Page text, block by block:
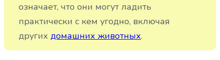
означает, что они могут ладить
практически с кем угодно, включая
других домашних животных.